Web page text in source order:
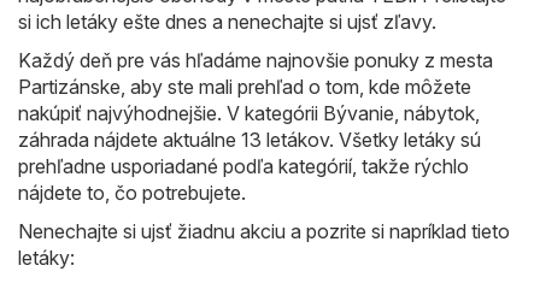
si ich letáky ešte dnes a nenechajte si ujsť zľavy.
Každý deň pre vás hľadáme najnovšie ponuky z mesta
Partizánske, aby ste mali prehľad o tom, kde môžete
nakúpiť najvýhodnejšie. V kategórii Bývanie, nábytok,
záhrada nájdete aktuálne 13 letákov. Všetky letáky sú
prehľadne usporiadané podľa kategórií, takže rýchlo
nájdete to, čo potrebujete.
Nenechajte si ujsť žiadnu akciu a pozrite si napríklad tieto
letáky: